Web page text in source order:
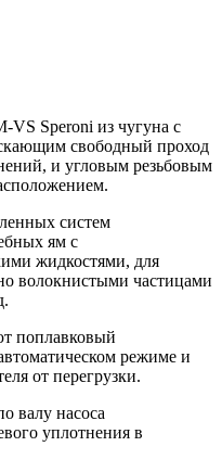
Speroni из чугуна с
свободный проход
и угловым резьбовым
систем
ям с
жидкостями, для
волокнистыми частицами
поплавковый
режиме и
от перегрузки.
валу насоса
уплотнения в